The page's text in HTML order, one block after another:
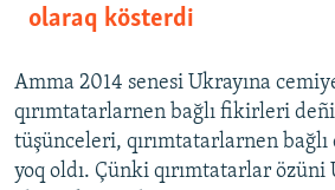
olaraq kösterdi
Amma 2014 senesi Ukrayına
qırımtatarlarnen bağlı fikirleri
tüşünceleri, qırımtatarlarnen bağlı
yoq oldı. Çünki qırımtatarlar özüni